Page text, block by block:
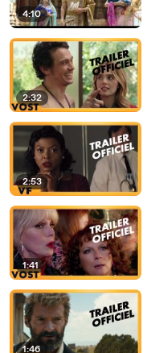
4:10
2:32
2:53
1:41
1:46